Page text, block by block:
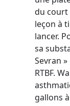
du court
leçon à
lancer.
sa
Sevran
RTBF.
gallons